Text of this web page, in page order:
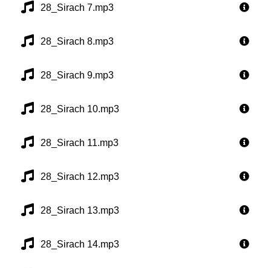
28_Sirach 7.mp3
28_Sirach 8.mp3
28_Sirach 9.mp3
28_Sirach 10.mp3
28_Sirach 11.mp3
28_Sirach 12.mp3
28_Sirach 13.mp3
28_Sirach 14.mp3